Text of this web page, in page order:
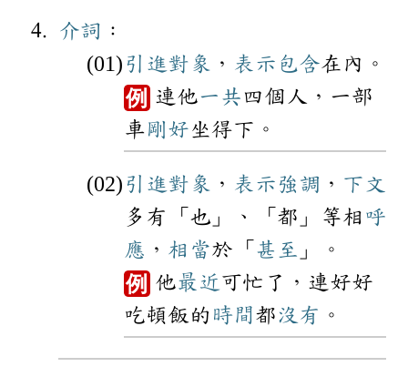
介詞 ：
引進對象 ， 表示 包含在內。
例 連他一共四個人，一部
車剛好坐得下。
引進對象 ， 表示 強調 ， 下文
多有「也」、「都」等相 呼
應 ， 相當於「 甚至 」。
例 他最近 可忙了，連好好
吃頓飯的 時間都 沒有 。